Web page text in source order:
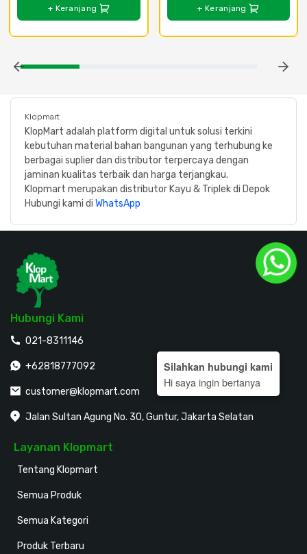
+ Keranjang + Keranjang
Klopmart
KlopMart adalah platform digital untuk solusi terkini
kebutuhan material bahan bangunan yang terhubung ke
berbagai suplier dan distributor terpercaya dengan
jaminan kualitas terbaik dan harga terjangkau.
Klopmart merupakan distributor Kayu & Triplek di Depok
Hubungi kami di WhatsApp
Hubungi Kami
021-8311146
+62818777092
customer@klopmart.com
Jalan Sultan Agung No. 30, Guntur, Jakarta Selatan
Layanan Klopmart
Tentang Klopmart
Semua Produk
Semua Kategori
Produk Terbaru
Silahkan hubungi kami
Hi saya ingin bertanya